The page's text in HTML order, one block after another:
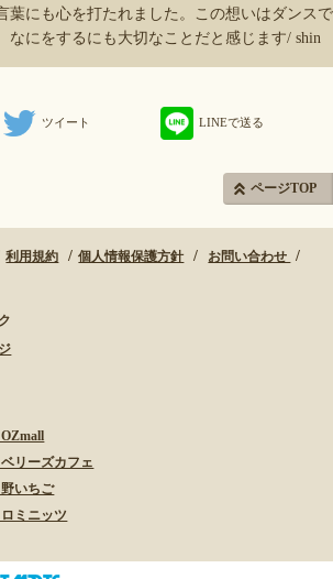
葉にも心を打たれました。この想いはダンスで
なにをするにも大切なことだと感じます/ shin
ツイート LINEで送る
ページTOP
利用規約 個人情報保護方針
お問い合わせ
リーズカフェ
いちご
ミニッツ